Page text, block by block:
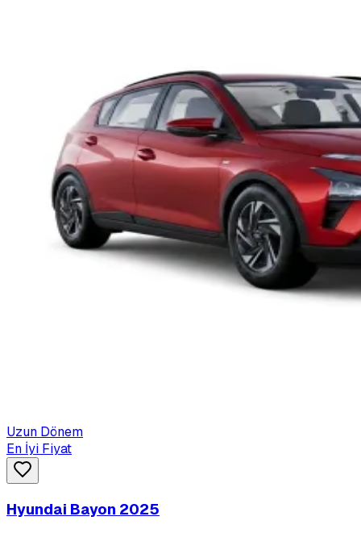
Uzun Dönem
En İyi Fiyat
Hyundai Bayon 2025